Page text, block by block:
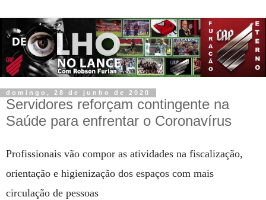
domingo, 28 de junho de 2020
Servidores reforçam contingente na
Saúde para enfrentar o Coronavírus
Profissionais vão compor as atividades na fiscalização,
orientação e higienização dos espaços com mais
circulação de pessoas